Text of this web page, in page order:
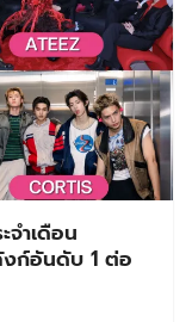
ำเดือน
ก์อันดับ 1 ต่อ